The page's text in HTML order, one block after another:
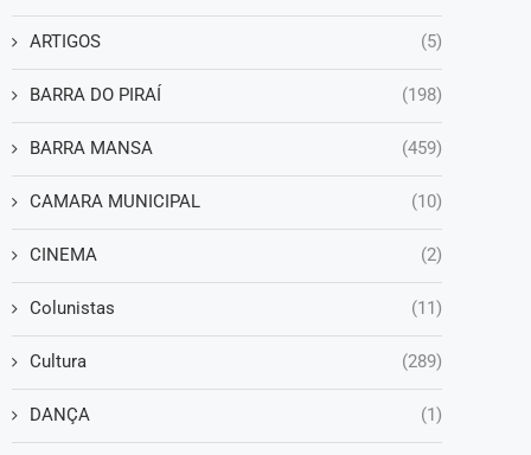
ARTIGOS (5)
BARRA DO PIRAÍ (198)
BARRA MANSA (459)
CAMARA MUNICIPAL (10)
CINEMA (2)
Colunistas (11)
Cultura (289)
DANÇA (1)